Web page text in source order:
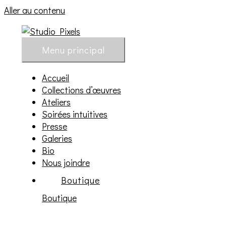
Aller au contenu
Menu principal
Accueil
Collections d’œuvres
Ateliers
Soirées intuitives
Presse
Galeries
Bio
Nous joindre
Boutique
Boutique